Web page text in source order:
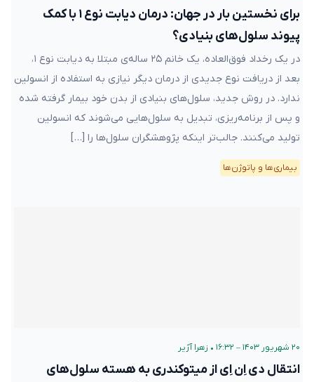
برای نخستین بار در جهان: درمان دیابت نوع ۱ با کمک
پیوند سلول‌های بنیادی؟
در یک رخداد فوق‌العاده، یک خانم ۲۵ ساله‌ی مبتلا به دیابت نوع ۱،
بعد از دریافت نوع جدیدی از درمان دیگر نیازی به استفاده از انسولین
ندارد. در روش جدید، سلول‌های بنیادی از بدن خود بیمار گرفته شده
و پس از برنامه‌ریزی، تبدیل به سلول‌هایی می‌شوند که انسولین
تولید می‌کنند. جالب‌تر اینکه پژوهشگران سلول‌ها را […]
بیماری‌ها و پاتوژن‌ها
۲۰ شهریور ۱۴۰۳ – ۱۶:۳۲ • زهرا آژیر
انتقال دی اِن اِی از میتوکندری به هسته سلول‌های